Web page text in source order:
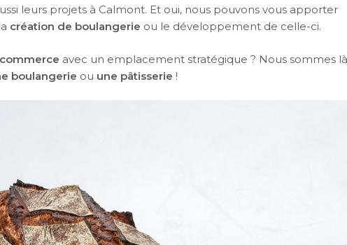
leurs projets à Calmont. Et oui, nous pouvons vous apporter
création de boulangerie ou le développement de celle-ci.
avec un emplacement stratégique ? Nous sommes là
boulangerie ou une pâtisserie !